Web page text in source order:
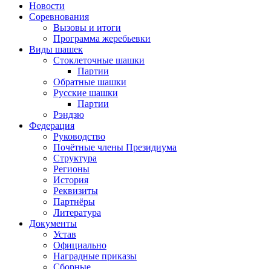
Новости
Соревнования
Вызовы и итоги
Программа жеребьевки
Виды шашек
Стоклеточные шашки
Партии
Обратные шашки
Русские шашки
Партии
Рэндзю
Федерация
Руководство
Почётные члены Президиума
Структура
Регионы
История
Реквизиты
Партнёры
Литература
Документы
Устав
Официально
Наградные приказы
Сборные